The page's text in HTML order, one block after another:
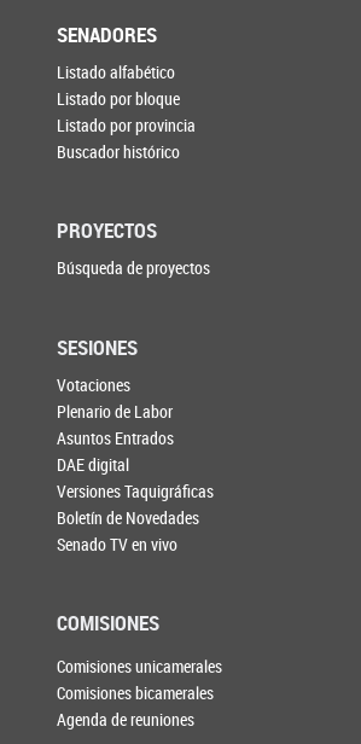
SENADORES
Listado alfabético
Listado por bloque
Listado por provincia
Buscador histórico
PROYECTOS
Búsqueda de proyectos
SESIONES
Votaciones
Plenario de Labor
Asuntos Entrados
DAE digital
Versiones Taquigráficas
Boletín de Novedades
Senado TV en vivo
COMISIONES
Comisiones unicamerales
Comisiones bicamerales
Agenda de reuniones